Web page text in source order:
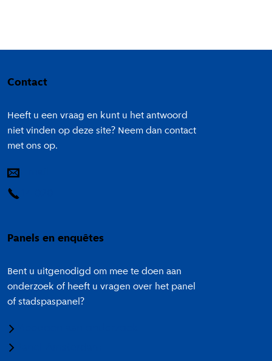
Contact
Heeft u een vraag en kunt u het antwoord
niet vinden op deze site? Neem dan contact
met ons op.
Panels en enquêtes
Bent u uitgenodigd om mee te doen aan
onderzoek of heeft u vragen over het panel
of stadspaspanel?